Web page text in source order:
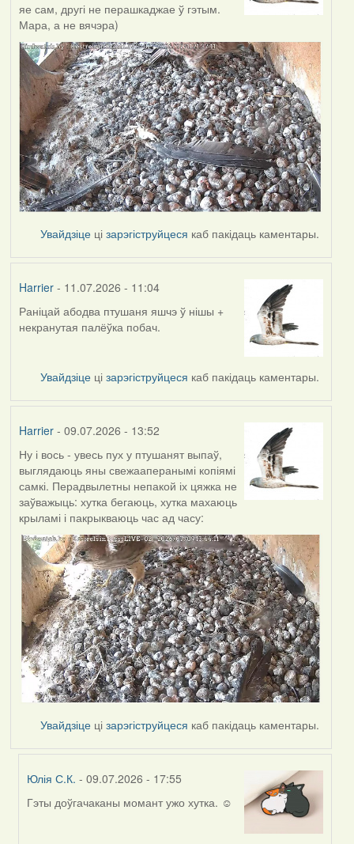
яе сам, другі не перашкаджае ў гэтым.
Мара, а не вячэра)
Увайдзіце цізарэгіструйцеся каб пакідаць каментары.
Harrier- 11.07.2026 - 11:04
Раніцай абодва птушаня яшчэ ў нішы +
некранутая палёўка побач.
Увайдзіце цізарэгіструйцеся каб пакідаць каментары.
Harrier- 09.07.2026 - 13:52
Ну і вось - увесь пух у птушанят выпаў,
выглядаюць яны свежааперанымі копіямі
самкі. Перадвылетны непакой іх цяжка не
заўважыць: хутка бегаюць, хутка махаюць
крыламі і пакрыкваюць час ад часу:
Увайдзіце цізарэгіструйцеся каб пакідаць каментары.
Юлія С.К. - 09.07.2026 - 17:55
In
Гэты доўгачаканы момант ужо хутка. ☺️